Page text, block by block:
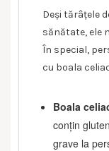
Deși tărâțele
sănătate, ele
În special,
cu boala
Boala
conțin
grave la